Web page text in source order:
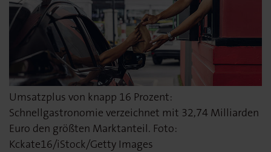
Umsatzplus von knapp 16 Prozent:
Schnellgastronomie verzeichnet mit 32,74 Milliarden
Euro den größten Marktanteil. Foto:
Kckate16/iStock/Getty Images